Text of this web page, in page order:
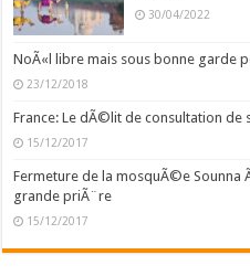
30/04/2022
NoÃ«l libre mais sous bonne garde
23/12/2018
France: Le dÃ©lit de consultation de
15/12/2017
Fermeture de la mosquÃ©e Sounna
grande priÃ¨re
15/12/2017